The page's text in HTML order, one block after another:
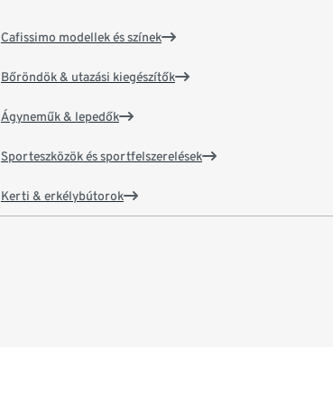
Cafissimo modellek és színek
Bőröndök & utazási kiegészítők
Ágyneműk & lepedők
Sporteszközök és sportfelszerelések
Kerti & erkélybútorok